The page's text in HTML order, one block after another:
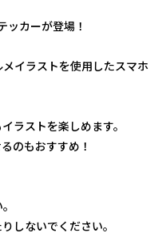
ッカーが登場！
メイラストを使用したスマホ
ラストを楽しめます。
のもおすすめ！
しないでください。